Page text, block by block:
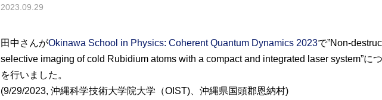
2023.09.29
田中さんがOkinawa School in Physics: Coherent Quantum Dynamics 2023で”Non-
selective imaging of cold Rubidium atoms with a compact and integrated laser system”に
を行いました。
(9/29/2023, 沖縄科学技術大学院大学（OIST)、沖縄県国頭郡恩納村)